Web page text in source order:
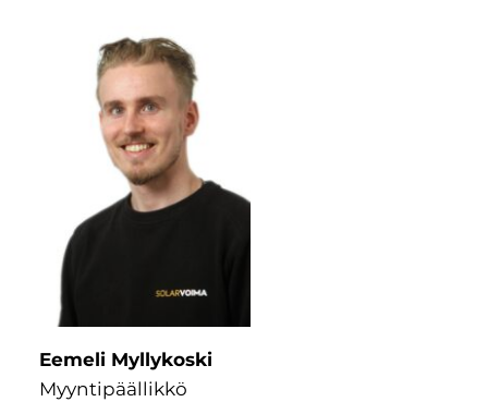
Eemeli Myllykoski
Myyntipäällikkö